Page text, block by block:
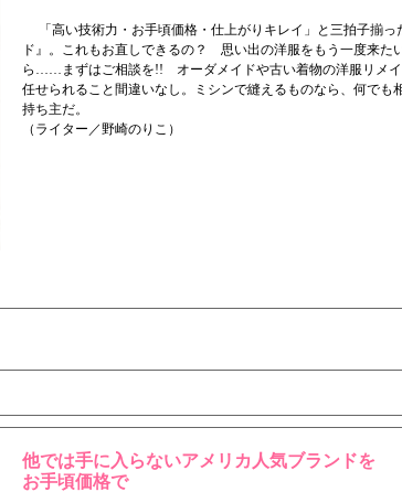
「高い技術力・お手頃価格・仕上がりキレイ」と三拍子揃っ
ド』。これもお直しできるの？ 思い出の洋服をもう一度来た
ら……まずはご相談を!! オーダメイドや古い着物の洋服リメイ
任せられること間違いなし。ミシンで縫えるものなら、何でも
持ち主だ。
（ライター／野崎のりこ）
他では手に入らないアメリカ人気ブランドを
お手頃価格で